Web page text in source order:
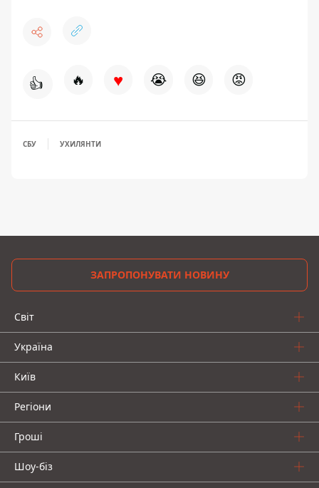
👍 🔥 ♥ 😭 😆 😡
СБУ УХИЛЯНТИ
ЗАПРОПОНУВАТИ НОВИНУ
Світ
Україна
Київ
Регіони
Гроші
Шоу-біз